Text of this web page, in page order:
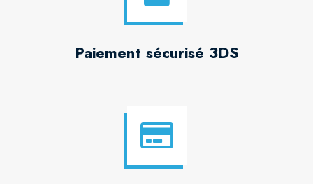
Paiement sécurisé 3DS